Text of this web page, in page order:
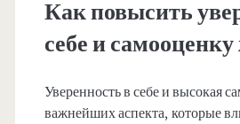
Как повысить
себе и
Уверенность в себе и высокая
важнейших аспекта, которые